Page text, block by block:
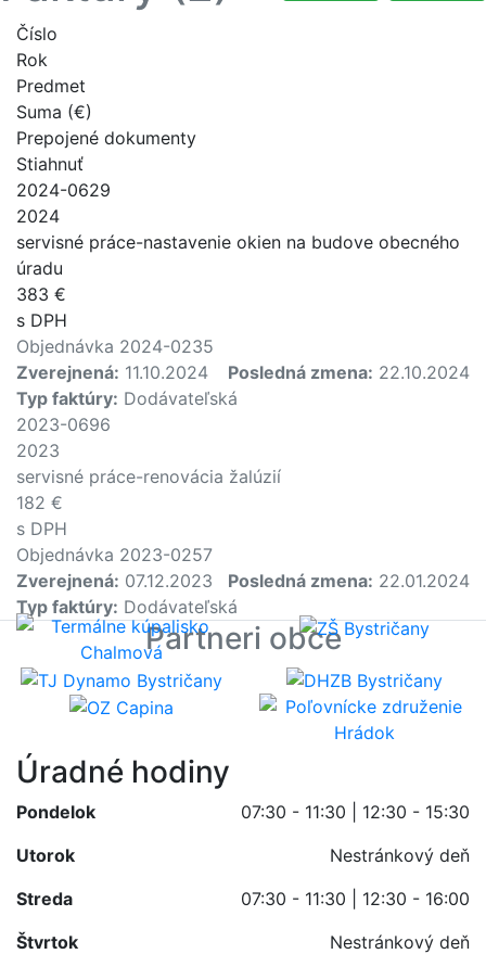
Číslo
Rok
Predmet
Suma (€)
Prepojené dokumenty
Stiahnuť
2024-0629
2024
servisné práce-nastavenie okien na budove obecného
úradu
383 €
s DPH
Objednávka 2024-0235
Zverejnená: 11.10.2024 Posledná zmena: 22.10.2024
Typ faktúry: Dodávateľská
2023-0696
2023
servisné práce-renovácia žalúzií
182 €
s DPH
Objednávka 2023-0257
Zverejnená: 07.12.2023 Posledná zmena: 22.01.2024
Typ faktúry: Dodávateľská
Partneri obce
Úradné hodiny
Pondelok
07:30 - 11:30 | 12:30 - 15:30
Utorok
Nestránkový deň
Streda
07:30 - 11:30 | 12:30 - 16:00
Štvrtok
Nestránkový deň